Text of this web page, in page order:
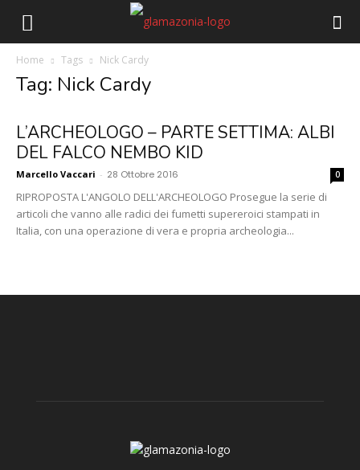
Home Tags Nick Cardy
Tag: Nick Cardy
L’ARCHEOLOGO – PARTE SETTIMA: ALBI
DEL FALCO NEMBO KID
Marcello Vaccari - 28 Ottobre 2016 0
RIPROPOSTA L'ANGOLO DELL'ARCHEOLOGO Prosegue la serie di
articoli che vanno alle radici dei fumetti supereroici stampati in
Italia, con una operazione di vera e propria archeologia...